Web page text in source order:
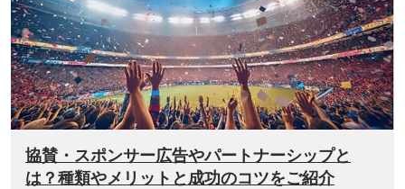
協賛・スポンサー広告やパートナーシップと
は？種類やメリットと成功のコツをご紹介